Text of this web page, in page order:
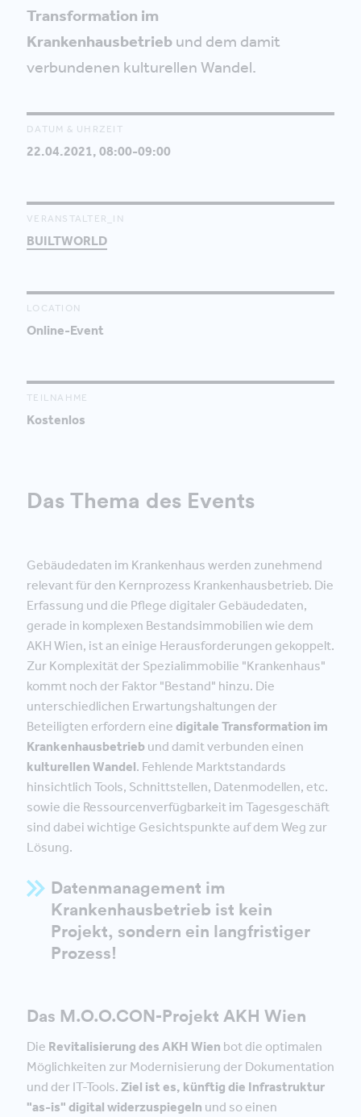
Transformation im
Krankenhausbetrieb und dem damit
verbundenen kulturellen Wandel.
DATUM & UHRZEIT
22.04.2021, 08:00-09:00
VERANSTALTER_IN
BUILTWORLD
LOCATION
Online-Event
TEILNAHME
Kostenlos
Das Thema des Events
Gebäudedaten im Krankenhaus werden zunehmend
relevant für den Kernprozess Krankenhausbetrieb. Die
Erfassung und die Pflege digitaler Gebäudedaten,
gerade in komplexen Bestandsimmobilien wie dem
AKH Wien, ist an einige Herausforderungen gekoppelt.
Zur Komplexität der Spezialimmobilie "Krankenhaus"
kommt noch der Faktor "Bestand" hinzu. Die
unterschiedlichen Erwartungshaltungen der
Beteiligten erfordern eine digitale Transformation im
Krankenhausbetrieb und damit verbunden einen
kulturellen Wandel. Fehlende Marktstandards
hinsichtlich Tools, Schnittstellen, Datenmodellen, etc.
sowie die Ressourcenverfügbarkeit im Tagesgeschäft
sind dabei wichtige Gesichtspunkte auf dem Weg zur
Lösung.
Datenmanagement im
Krankenhausbetrieb ist kein
Projekt, sondern ein langfristiger
Prozess!
Das M.O.O.CON-Projekt AKH Wien
Die Revitalisierung des AKH Wien bot die optimalen
Möglichkeiten zur Modernisierung der Dokumentation
und der IT-Tools. Ziel ist es, künftig die Infrastruktur
"as-is" digital widerzuspiegeln und so einen